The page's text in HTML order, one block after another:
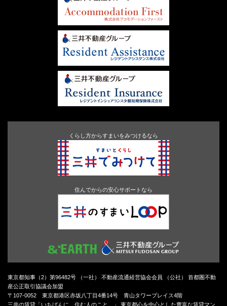
くらし方からすまいをみつけるなら
住んでからの安心サポートなら
東京都知事（2）第96482号 （一社） 不動産流通経営協会会員 （公社） 首都圏不動
産公正取引協議会加盟
〒107-0052 東京都港区赤坂八丁目4番14号 青山タワープレイス4階
三井の賃貸「いちばんに、住む人のこと。」 東京都心を中心とした豊富な賃貸マン